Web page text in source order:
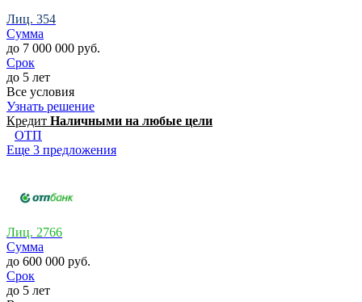
Лиц. 354
Сумма
до 7 000 000 руб.
Срок
до 5 лет
Все условия
Узнать решение
Кредит Наличными на любые цели
ОТП
Еще 3 предложения
Лиц. 2766
Сумма
до 600 000 руб.
Срок
до 5 лет